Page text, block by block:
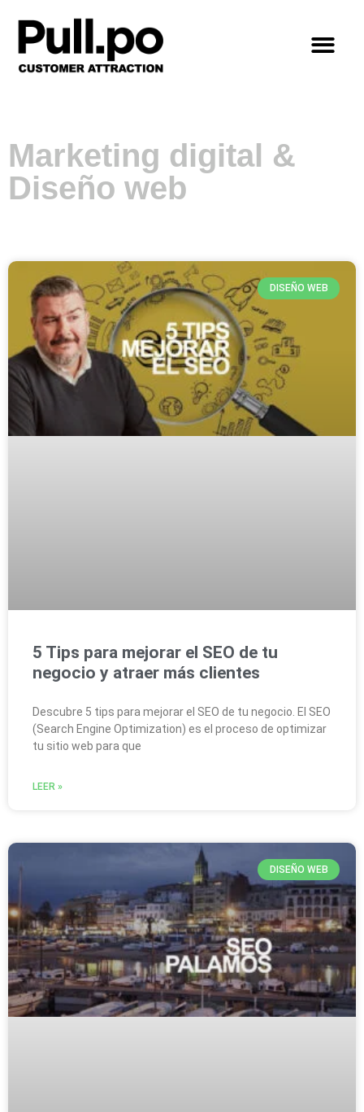
Marketing digital &
Diseño web
DISEÑO WEB
5 Tips para mejorar el SEO de tu
negocio y atraer más clientes
Descubre 5 tips para mejorar el SEO de tu negocio. El SEO
(Search Engine Optimization) es el proceso de optimizar
tu sitio web para que
LEER »
DISEÑO WEB